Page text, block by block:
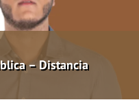
– Distancia